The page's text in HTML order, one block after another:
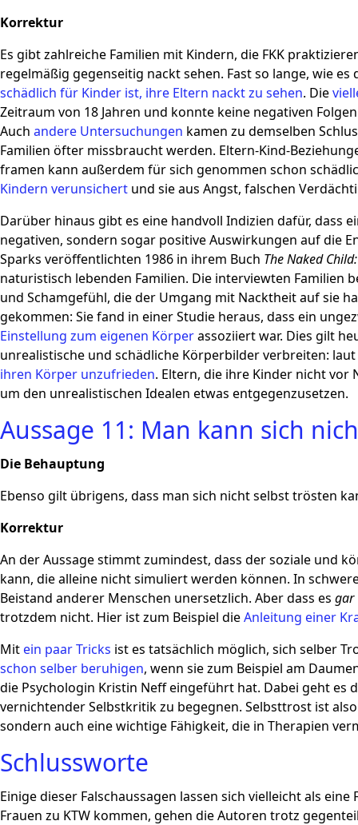
Korrektur
Es gibt zahlreiche Familien mit Kindern, die FKK
regelmäßig gegenseitig nackt sehen. Fast so lange, wie
schädlich für Kinder ist, ihre Eltern nackt zu sehen. Die
Zeitraum von 18 Jahren und konnte keine negativen
Auch andere Untersuchungen kamen zu demselben
Familien öfter missbraucht werden. Eltern-Kind-
framen kann außerdem für sich genommen schon
Kindern verunsichert und sie aus Angst, falschen
Darüber hinaus gibt es eine handvoll Indizien dafür, dass
negativen, sondern sogar positive Auswirkungen auf die
Sparks veröffentlichten 1986 in ihrem Buch The Naked
naturistisch lebenden Familien. Die interviewten
und Schamgefühl, die der Umgang mit Nacktheit auf sie
gekommen: Sie fand in einer Studie heraus, dass ein
Einstellung zum eigenen Körperassoziiert war. Dies gilt
unrealistische und schädliche Körperbilder verbreiten:
ihren Körper unzufrieden. Eltern, die ihre Kinder nicht
um den unrealistischen Idealen etwas entgegenzusetzen.
Aussage 11: Man kann sich
Die Behauptung
Ebenso gilt übrigens, dass man sich nicht selbst trösten
Korrektur
An der Aussage stimmt zumindest, dass der soziale und
kann, die alleine nicht simuliert werden können. In
Beistand anderer Menschen unersetzlich. Aber dass es gar
trotzdem nicht. Hier ist zum Beispiel dieAnleitung einer
Mit ein paar Tricks ist es tatsächlich möglich, sich selber
schon selber beruhigen, wenn sie zum Beispiel am
die Psychologin Kristin Neff eingeführt hat. Dabei geht
vernichtender Selbstkritik zu begegnen. Selbsttrost ist
sondern auch eine wichtige Fähigkeit, die in Therapien
Schlussworte
Einige dieser Falschaussagen lassen sich vielleicht als
Frauen zu KTW kommen, gehen die Autoren trotz